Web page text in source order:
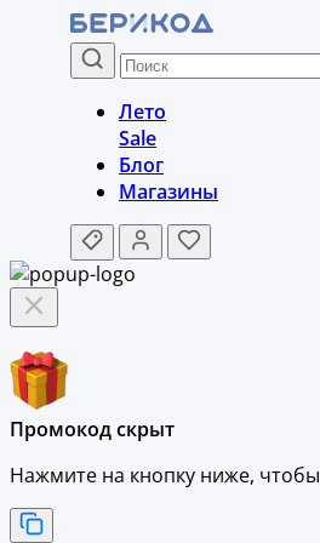
Лето
Sale
Блог
Магазины
Промокод скрыт
Нажмите на кнопку ниже, чтобы